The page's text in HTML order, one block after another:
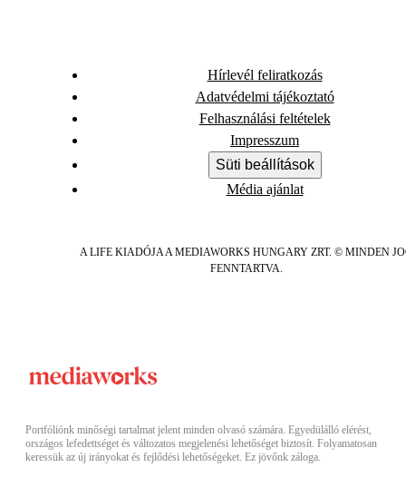
Hírlevél feliratkozás
Adatvédelmi tájékoztató
Felhasználási feltételek
Impresszum
Süti beállítások
Média ajánlat
A LIFE KIADÓJA A MEDIAWORKS HUNGARY ZRT. © MINDEN
FENNTARTVA.
Portfóliónk minőségi tartalmat jelent minden olvasó számára. Egyedülálló elérést,
országos lefedettséget és változatos megjelenési lehetőséget biztosít. Folyamatosan
keressük az új irányokat és fejlődési lehetőségeket. Ez jövőnk záloga.